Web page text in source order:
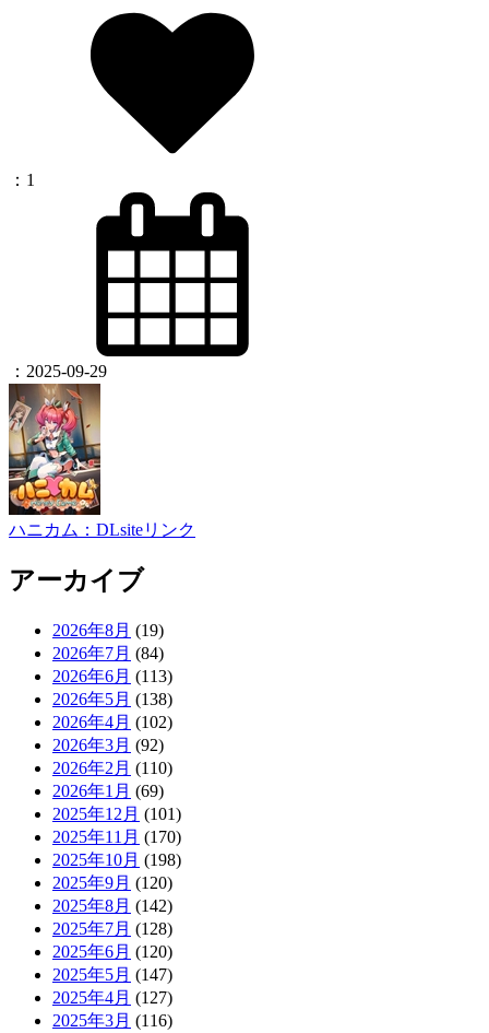
： 1
： 2025-09-29
ハニカム：DLsiteリンク
アーカイブ
2026年8月 (19)
2026年7月 (84)
2026年6月 (113)
2026年5月 (138)
2026年4月 (102)
2026年3月 (92)
2026年2月 (110)
2026年1月 (69)
2025年12月 (101)
2025年11月 (170)
2025年10月 (198)
2025年9月 (120)
2025年8月 (142)
2025年7月 (128)
2025年6月 (120)
2025年5月 (147)
2025年4月 (127)
2025年3月 (116)